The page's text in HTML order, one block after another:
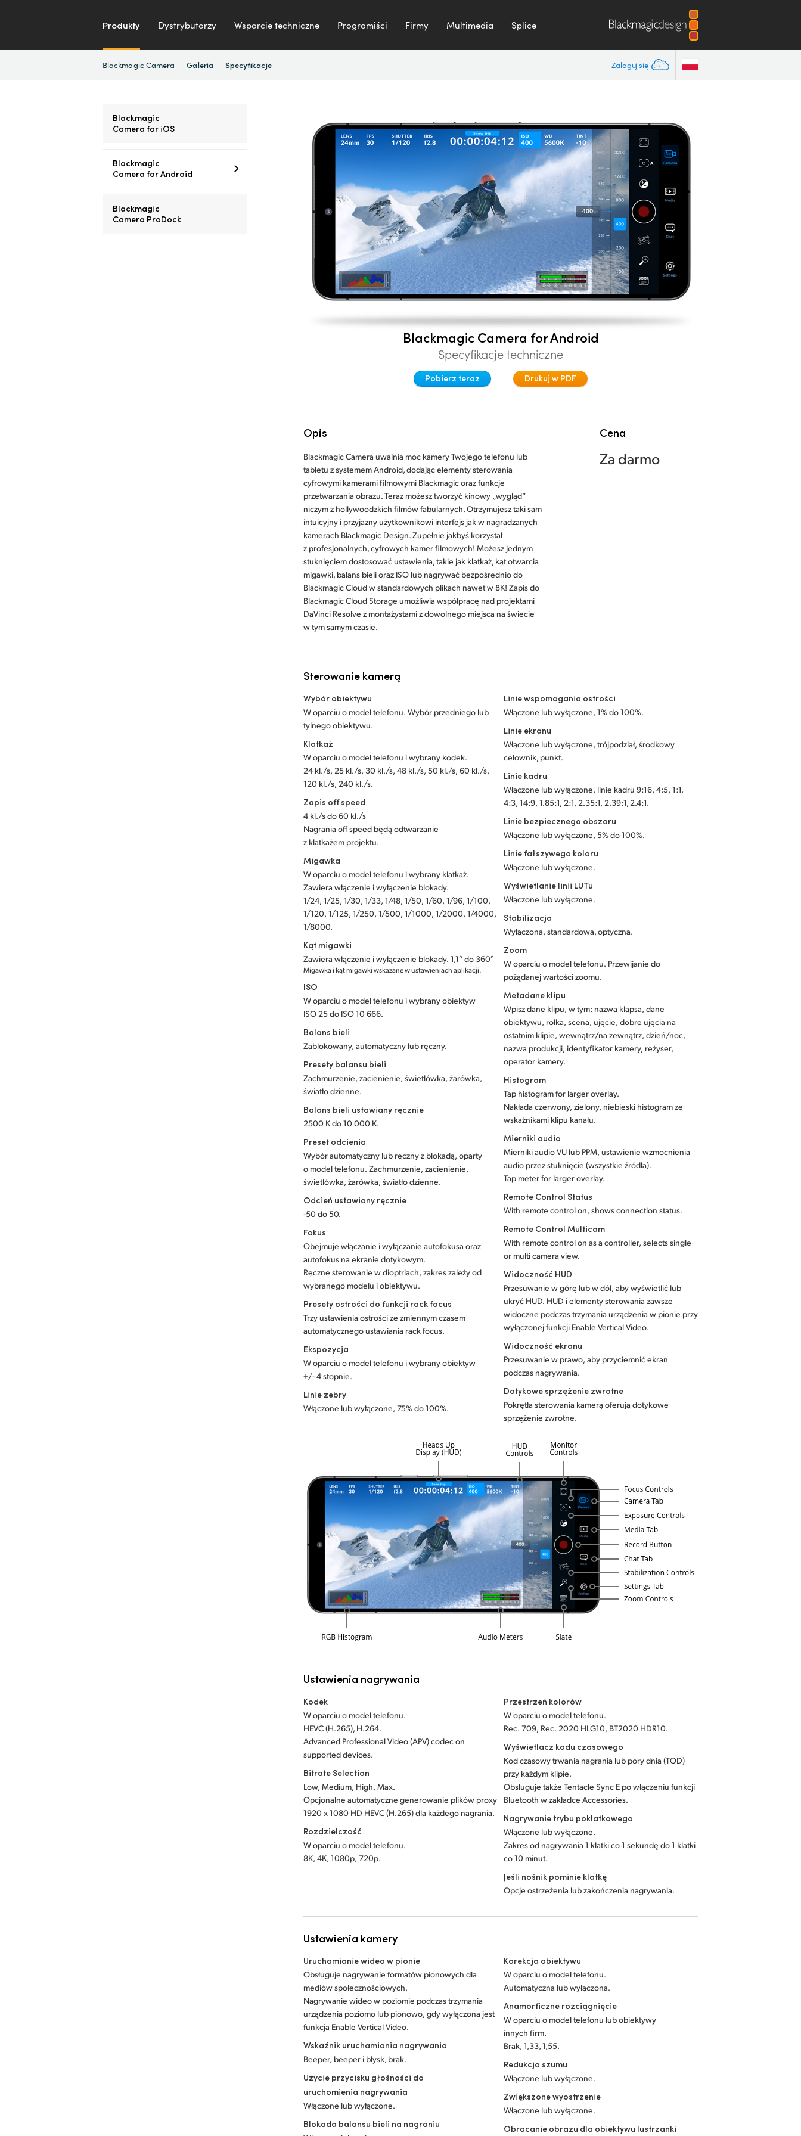
Produkty Dystrybutorzy Wsparcie techniczne Programiści Firmy Multimedia Splice
Zaloguj się
Blackmagic Camera Galeria Specyfikacje
Blackmagic
Camera for iOS
Blackmagic
Camera for Android
Blackmagic
Camera ProDock
Blackmagic Camera for Android
Specyfikacje techniczne
Pobierz teraz Drukuj w PDF
Opis
Blackmagic Camera uwalnia moc kamery Twojego telefonu lub
tabletu z systemem Android, dodając elementy sterowania
cyfrowymi kamerami filmowymi Blackmagic oraz funkcje
przetwarzania obrazu. Teraz możesz tworzyć kinowy „wygląd”
niczym z hollywoodzkich filmów fabularnych. Otrzymujesz taki sam
intuicyjny i przyjazny użytkownikowi interfejs jak w nagradzanych
kamerach Blackmagic Design. Zupełnie jakbyś korzystał
z profesjonalnych, cyfrowych kamer filmowych! Możesz jednym
stuknięciem dostosować ustawienia, takie jak klatkaż, kąt otwarcia
migawki, balans bieli oraz ISO lub nagrywać bezpośrednio do
Blackmagic Cloud w standardowych plikach nawet w 8K! Zapis do
Blackmagic Cloud Storage umożliwia współpracę nad projektami
DaVinci Resolve z montażystami z dowolnego miejsca na świecie
w tym samym czasie.
Cena
Za darmo
Sterowanie kamerą
Wybór obiektywu
W oparciu o model telefonu. Wybór przedniego lub
tylnego obiektywu.
Klatkaż
W oparciu o model telefonu i wybrany kodek.
24 kl./s, 25 kl./s, 30 kl./s, 48 kl./s, 50 kl./s, 60 kl./s,
120 kl./s, 240 kl./s.
Zapis off speed
4 kl./s do 60 kl./s
Nagrania off speed będą odtwarzanie
z klatkażem projektu.
Migawka
W oparciu o model telefonu i wybrany klatkaż.
Zawiera włączenie i wyłączenie blokady.
1/24, 1/25, 1/30, 1/33, 1/48, 1/50, 1/60, 1/96, 1/100,
1/120, 1/125, 1/250, 1/500, 1/1000, 1/2000, 1/4000,
1/8000.
Kąt migawki
Zawiera włączenie i wyłączenie blokady. 1,1° do 360°
Migawka i kąt migawki wskazane w ustawieniach aplikacji.
ISO
W oparciu o model telefonu i wybrany obiektyw
ISO 25 do ISO 10 666.
Balans bieli
Zablokowany, automatyczny lub ręczny.
Presety balansu bieli
Zachmurzenie, zacienienie, świetlówka, żarówka,
światło dzienne.
Balans bieli ustawiany ręcznie
2500 K do 10 000 K.
Preset odcienia
Wybór automatyczny lub ręczny z blokadą, oparty
o model telefonu. Zachmurzenie, zacienienie,
świetlówka, żarówka, światło dzienne.
Odcień ustawiany ręcznie
-50 do 50.
Fokus
Obejmuje włączanie i wyłączanie autofokusa oraz
autofokus na ekranie dotykowym.
Ręczne sterowanie w dioptriach, zakres zależy od
wybranego modelu i obiektywu.
Presety ostrości do funkcji rack focus
Trzy ustawienia ostrości ze zmiennym czasem
automatycznego ustawiania rack focus.
Ekspozycja
W oparciu o model telefonu i wybrany obiektyw
+/- 4 stopnie.
Linie zebry
Włączone lub wyłączone, 75% do 100%.
Linie wspomagania ostrości
Włączone lub wyłączone, 1% do 100%.
Linie ekranu
Włączone lub wyłączone, trójpodział, środkowy
celownik, punkt.
Linie kadru
Włączone lub wyłączone, linie kadru 9:16, 4:5, 1:1,
4:3, 14:9, 1.85:1, 2:1, 2.35:1, 2.39:1, 2.4:1.
Linie bezpiecznego obszaru
Włączone lub wyłączone, 5% do 100%.
Linie fałszywego koloru
Włączone lub wyłączone.
Wyświetlanie linii LUTu
Włączone lub wyłączone.
Stabilizacja
Wyłączona, standardowa, optyczna.
Zoom
W oparciu o model telefonu. Przewijanie do
pożądanej wartości zoomu.
Metadane klipu
Wpisz dane klipu, w tym: nazwa klapsa, dane
obiektywu, rolka, scena, ujęcie, dobre ujęcia na
ostatnim klipie, wewnątrz/na zewnątrz, dzień/noc,
nazwa produkcji, identyfikator kamery, reżyser,
operator kamery.
Histogram
Tap histogram for larger overlay.
Nakłada czerwony, zielony, niebieski histogram ze
wskaźnikami klipu kanału.
Mierniki audio
Mierniki audio VU lub PPM, ustawienie wzmocnienia
audio przez stuknięcie (wszystkie źródła).
Tap meter for larger overlay.
Remote Control Status
With remote control on, shows connection status.
Remote Control Multicam
With remote control on as a controller, selects single
or multi camera view.
Widoczność HUD
Przesuwanie w górę lub w dół, aby wyświetlić lub
ukryć HUD. HUD i elementy sterowania zawsze
widoczne podczas trzymania urządzenia w pionie przy
wyłączonej funkcji Enable Vertical Video.
Widoczność ekranu
Przesuwanie w prawo, aby przyciemnić ekran
podczas nagrywania.
Dotykowe sprzężenie zwrotne
Pokrętła sterowania kamerą oferują dotykowe
sprzężenie zwrotne.
Ustawienia nagrywania
Kodek
W oparciu o model telefonu.
HEVC (H.265), H.264.
Advanced Professional Video (APV) codec on
supported devices.
Bitrate Selection
Low, Medium, High, Max.
Opcjonalne automatyczne generowanie plików proxy
1920 x 1080 HD HEVC (H.265) dla każdego nagrania.
Rozdzielczość
W oparciu o model telefonu.
8K, 4K, 1080p, 720p.
Przestrzeń kolorów
W oparciu o model telefonu.
Rec. 709, Rec. 2020 HLG10, BT2020 HDR10.
Wyświetlacz kodu czasowego
Kod czasowy trwania nagrania lub pory dnia (TOD)
przy każdym klipie.
Obsługuje także Tentacle Sync E po włączeniu funkcji
Bluetooth w zakładce Accessories.
Nagrywanie trybu poklatkowego
Włączone lub wyłączone.
Zakres od nagrywania 1 klatki co 1 sekundę do 1 klatki
co 10 minut.
Jeśli nośnik pominie klatkę
Opcje ostrzeżenia lub zakończenia nagrywania.
Ustawienia kamery
Uruchamianie wideo w pionie
Obsługuje nagrywanie formatów pionowych dla
mediów społecznościowych.
Nagrywanie wideo w poziomie podczas trzymania
urządzenia poziomo lub pionowo, gdy wyłączona jest
funkcja Enable Vertical Video.
Wskaźnik uruchamiania nagrywania
Beeper, beeper i błysk, brak.
Użycie przycisku głośności do
uruchomienia nagrywania
Włączone lub wyłączone.
Blokada balansu bieli na nagraniu
Korekcja obiektywu
W oparciu o model telefonu.
Automatyczna lub wyłączona.
Anamorficzne rozciągnięcie
W oparciu o model telefonu lub obiektywy
innych firm.
Brak, 1,33, 1,55.
Redukcja szumu
Włączone lub wyłączone.
Zwiększone wyostrzenie
Włączone lub wyłączone.
Obracanie obrazu dla obiektywu lustrzanki